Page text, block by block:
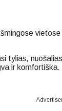
ir komfortiška.